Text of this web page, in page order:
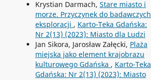
Krystian Darmach, Stare miasto i
morze. Przyczynek do badawczych
eksploracji , Karto-Teka Gdańska:
Nr 2(13) (2023): Miasto dla Ludzi
Jan Sikora, Jarosław Załęcki, Plaża
miejska jako element krajobrazu
kulturowego Gdańska , Karto-Teka
Gdańska: Nr 2(13) (2023): Miasto